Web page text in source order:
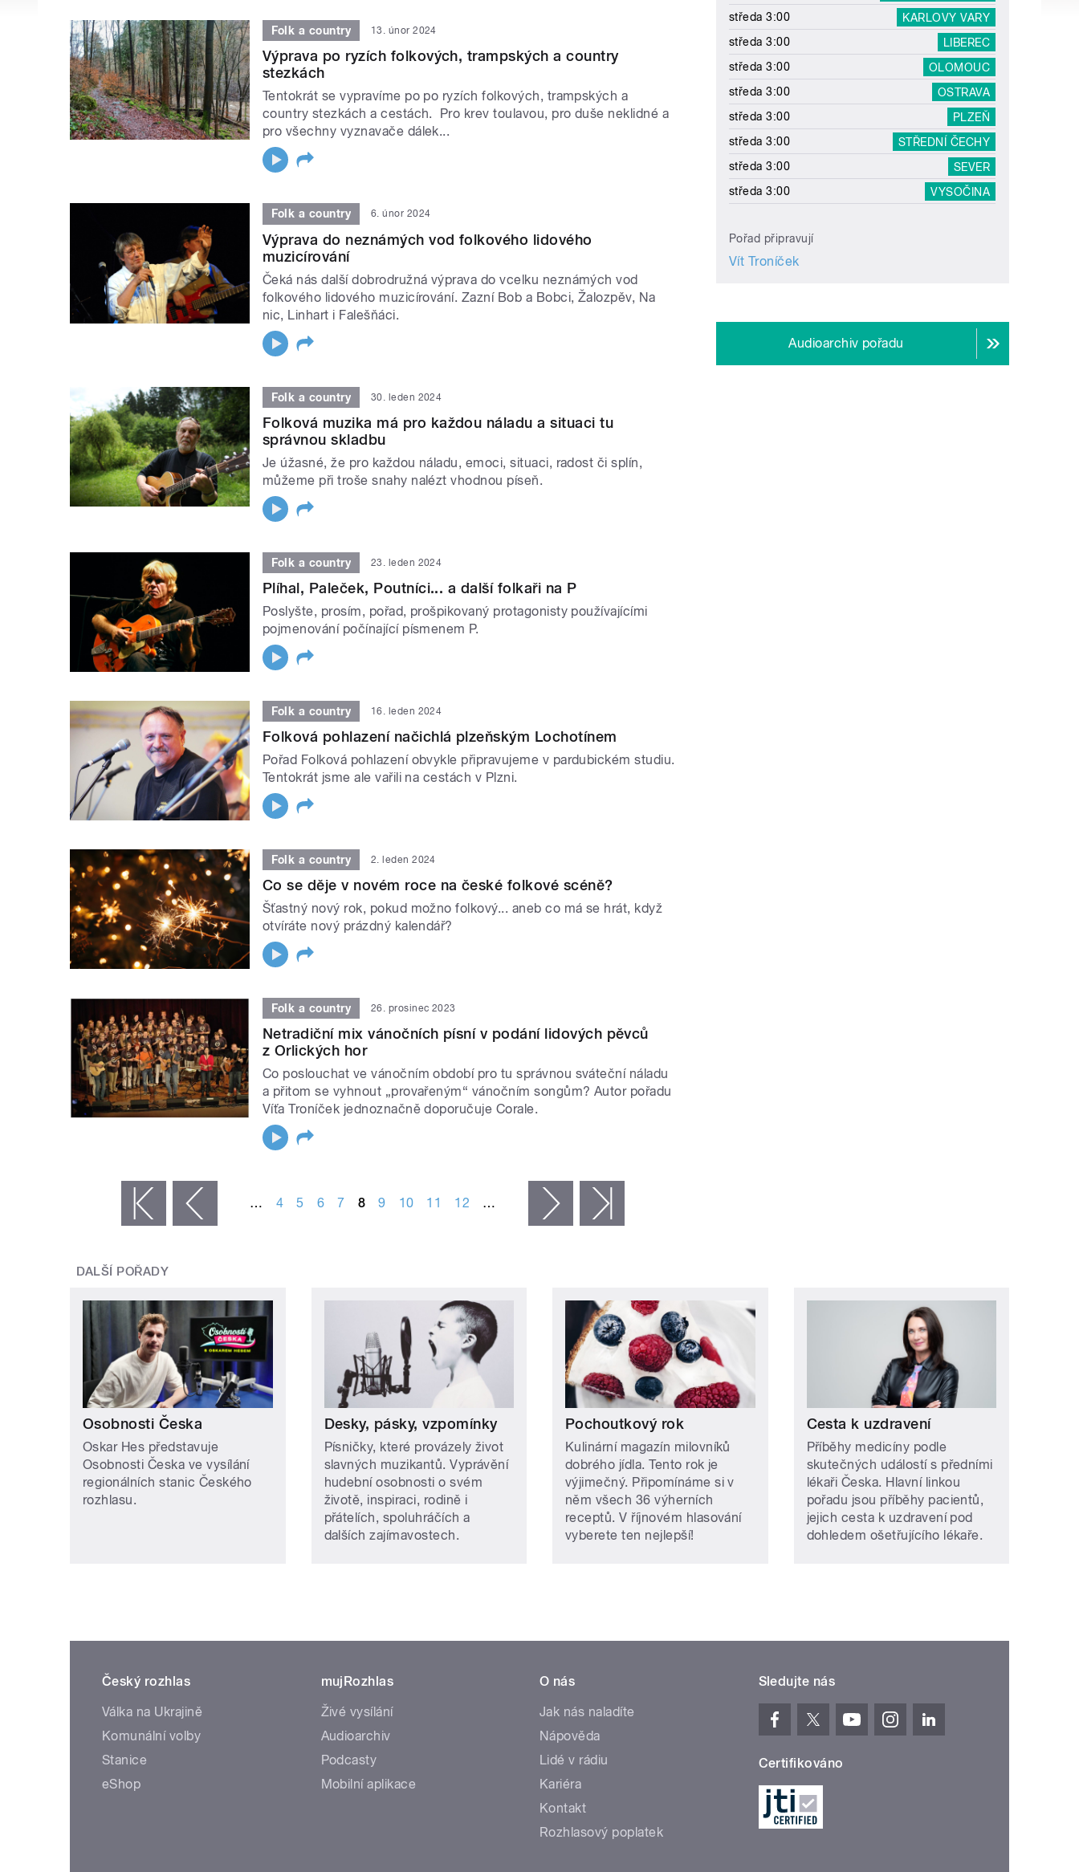
Folk a country 13. únor 2024
Výprava po ryzích folkových, trampských a country
stezkách
Tentokrát se vypravíme po po ryzích folkových, trampských a
country stezkách a cestách. Pro krev toulavou, pro duše neklidné a
pro všechny vyznavače dálek...
Folk a country 6. únor 2024
Výprava do neznámých vod folkového lidového
muzicírování
Čeká nás další dobrodružná výprava do vcelku neznámých vod
folkového lidového muzicírování. Zazní Bob a Bobci, Žalozpěv, Na
nic, Linhart i Falešňáci.
Folk a country 30. leden 2024
Folková muzika má pro každou náladu a situaci tu
správnou skladbu
Je úžasné, že pro každou náladu, emoci, situaci, radost či splín,
můžeme při troše snahy nalézt vhodnou píseň.
Folk a country 23. leden 2024
Plíhal, Paleček, Poutníci... a další folkaři na P
Poslyšte, prosím, pořad, prošpikovaný protagonisty používajícími
pojmenování počínající písmenem P.
Folk a country 16. leden 2024
Folková pohlazení načichlá plzeňským Lochotínem
Pořad Folková pohlazení obvykle připravujeme v pardubickém studiu.
Tentokrát jsme ale vařili na cestách v Plzni.
Folk a country 2. leden 2024
Co se děje v novém roce na české folkové scéně?
Šťastný nový rok, pokud možno folkový... aneb co má se hrát, když
otvíráte nový prázdný kalendář?
Folk a country 26. prosinec 2023
Netradiční mix vánočních písní v podání lidových pěvců
z Orlických hor
Co poslouchat ve vánočním období pro tu správnou sváteční náladu
a přitom se vyhnout „provařeným“ vánočním songům? Autor pořadu
Víťa Troníček jednoznačně doporučuje Corale.
‹ předchozí … 4 5 6 7 8 9 10 11 12 … následující ›
středa 3:00
KARLOVY VARY
středa 3:00
LIBEREC
středa 3:00
OLOMOUC
středa 3:00
OSTRAVA
středa 3:00
PLZEŇ
středa 3:00
STŘEDNÍ ČECHY
středa 3:00
SEVER
středa 3:00
VYSOČINA
Pořad připravují
Vít Troníček
Audioarchiv pořadu
DALŠÍ POŘADY
Osobnosti Česka
Oskar Hes představuje
Osobnosti Česka ve vysílání
regionálních stanic Českého
rozhlasu.
Desky, pásky, vzpomínky
Písničky, které provázely život
slavných muzikantů. Vyprávění
hudební osobnosti o svém
životě, inspiraci, rodině i
přátelích, spoluhráčích a
dalších zajímavostech.
Pochoutkový rok
Kulinární magazín milovníků
dobrého jídla. Tento rok je
výjimečný. Připomínáme si v
něm všech 36 výherních
receptů. V říjnovém hlasování
vyberete ten nejlepší!
Cesta k uzdravení
Příběhy medicíny podle
skutečných událostí s předními
lékaři Česka. Hlavní linkou
pořadu jsou příběhy pacientů,
jejich cesta k uzdravení pod
dohledem ošetřujícího lékaře.
Český rozhlas
Válka na Ukrajině
Komunální volby
Stanice
eShop
mujRozhlas
Živé vysílání
Audioarchiv
Podcasty
Mobilní aplikace
O nás
Jak nás naladíte
Nápověda
Lidé v rádiu
Kariéra
Kontakt
Rozhlasový poplatek
Sledujte nás
Certifikováno